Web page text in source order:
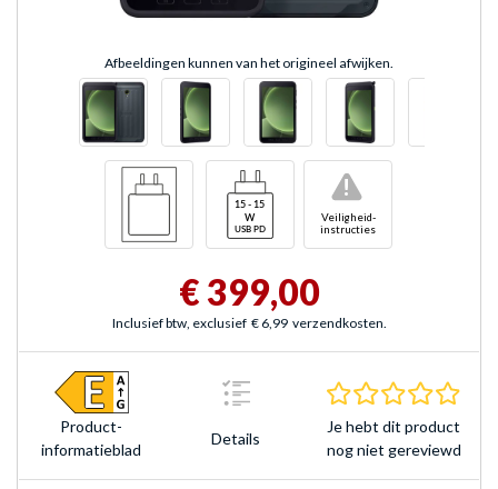
Afbeeldingen kunnen van het origineel afwijken.
Veiligheid-
instructies
!
€ 399,00
Inclusief btw, exclusief € 6,99 verzendkosten.
Product­
informatieblad
Details
Je hebt dit product
nog niet gereviewd